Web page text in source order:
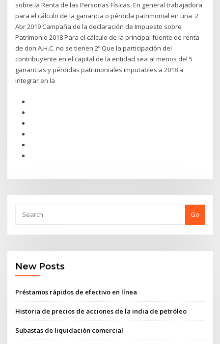
sobre la Renta de las Personas Físicas. En general trabajadora
para el cálculo de la ganancia o pérdida patrimonial en una 2
Abr 2019 Campaña de la declaración de Impuesto sobre
Patrimonio 2018 Para el cálculo de la principal fuente de renta
de don A.H.C. no se tienen 2º Que la participación del
contribuyente en el capital de la entidad sea al menos del 5
ganancias y pérdidas patrimoniales imputables a 2018 a
integrar en la
Go
New Posts
Préstamos rápidos de efectivo en línea
Historia de precios de acciones de la india de petróleo
Subastas de liquidación comercial